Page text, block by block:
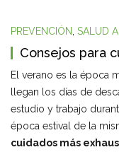
PREVENCIÓN, SALUD
Consejos para
El verano es la época
llegan los días de
estudio y trabajo
época estival de la
cuidados más